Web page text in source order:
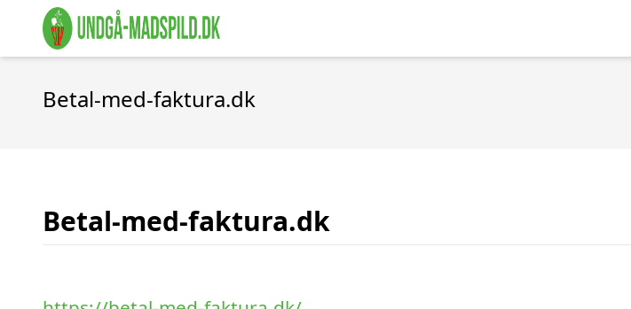
Betal-med-faktura.dk
Betal-med-faktura.dk